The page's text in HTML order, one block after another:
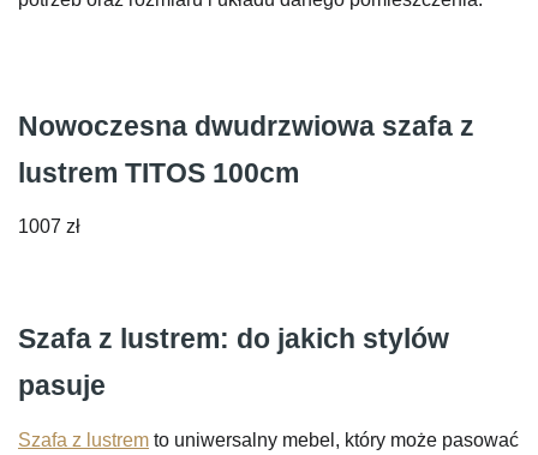
Nowoczesna dwudrzwiowa szafa z
lustrem TITOS 100cm
1007 zł
Szafa z lustrem: do jakich stylów
pasuje
Szafa z lustrem to uniwersalny mebel, który może pasować